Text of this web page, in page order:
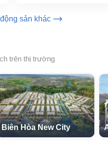
sản khác
trên thị trường
Biên Hòa New City